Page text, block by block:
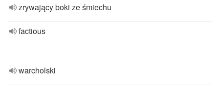
zrywający boki ze śmiechu
factious
warcholski